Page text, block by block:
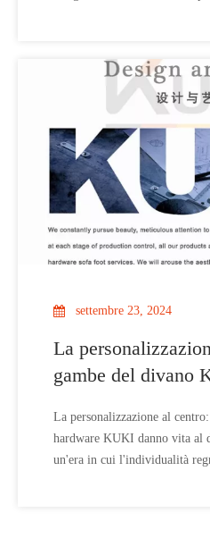
di componenti per mobili di
settembre 23, 2024
La
gambe del divano
La personalizzazione al
hardware KUKI danno vita al
un'era in cui l'individualità